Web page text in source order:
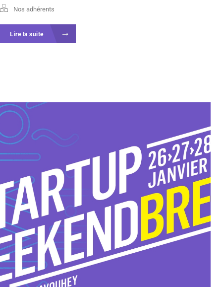
Nos adhérents
Lire la suite